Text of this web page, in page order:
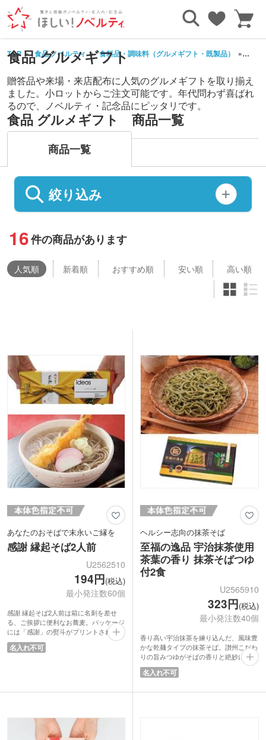
TOP 食品 ノベルティ 食料品・調味料（グルメギフト・既製品） グル
食品 グルメギフト
贈答品や来場・来店配布に人気のグルメギフトを取り揃え
ました。小ロットからご注文可能です。年代問わず喜ばれ
るので、ノベルティ・記念品にピッタリです。
食品 グルメギフト 商品一覧
商品一覧
絞り込み
16件の商品があります
人気順 新着順 おすすめ順 安い順 高い順
あなたのおそばで末永いご縁を
感謝 縁起そば2人前
U2562510
194円(税込)
最小発注数60個
感謝 縁起そば2人前は箱に名刺を差せ
る、ご挨拶に便利なお蕎麦。パッケージ
には「感謝」の熨斗がプリントされ、あ
りがとうを伝えるツールとして活用いた
だけます。
名入れ不可
ヘルシー志向の抹茶そば
至福の逸品 宇治抹茶使用
茶葉の香り 抹茶そばつゆ
付2食
U2565910
323円(税込)
最小発注数40個
香り高い宇治抹茶を練り込んだ、風味豊
かな乾麺タイプの抹茶そば。讃州こだわ
りの旨みつゆがそばの香りと絶妙に調和
し、味わいを引き立てます。乾麺なので
保存にも便利で、いつでも手軽に本格的
しいそば。高級感のあるパッケージでイ
名入れ不可